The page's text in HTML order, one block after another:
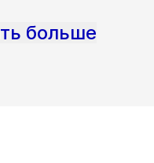
больше